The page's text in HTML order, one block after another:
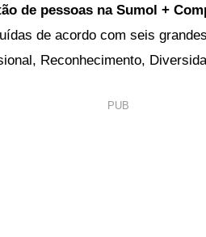
de pessoas na Sumol +
de acordo com seis
Reconhecimento,
PUB